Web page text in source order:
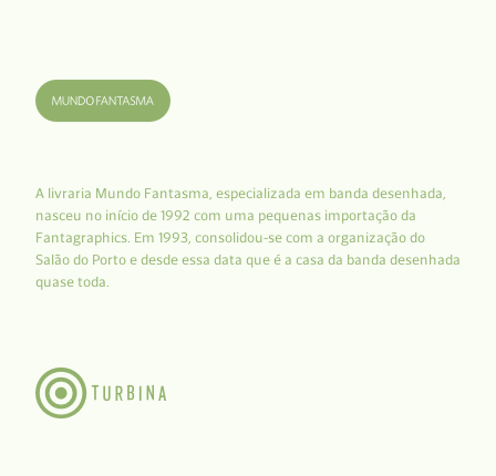
A livraria Mundo Fantasma, especializada em banda desenhada,
nasceu no início de 1992 com uma pequenas importação da
Fantagraphics. Em 1993, consolidou-se com a organização do
Salão do Porto e desde essa data que é a casa da banda desenhada
quase toda.